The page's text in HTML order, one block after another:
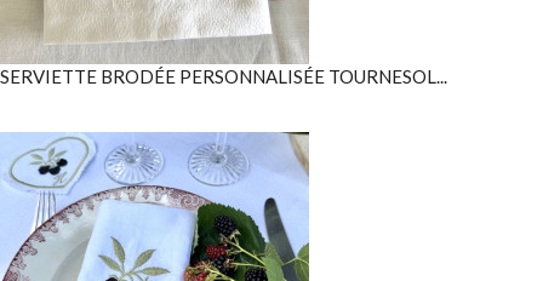
SERVIETTE BRODÉE PERSONNALISÉE TOURNESOL...